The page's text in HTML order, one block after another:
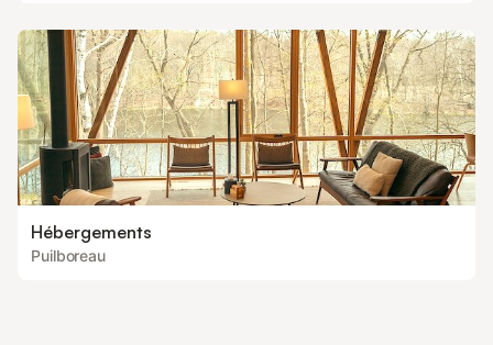
Hébergements
Puilboreau